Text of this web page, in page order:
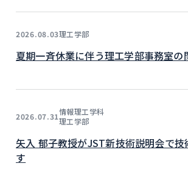
2026.08.03理工学部
夏期一斉休業に伴う理工学部事務室の
2026.07.31情報理工学科
理工学部
矢入 郁子教授がJST新技術説明会で技
す